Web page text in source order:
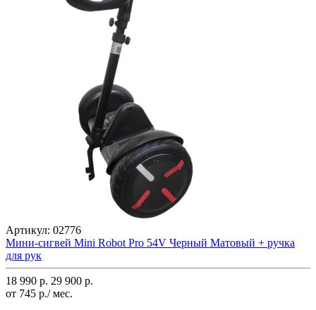
Артикул: 02776
Мини-сигвей Mini Robot Pro 54V Черный Матовый + ручка
для рук
18 990 р. 29 900 р.
от 745 р./ мес.